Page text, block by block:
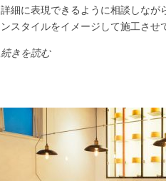
詳細に表現できるように相談しなが
ンスタイルをイメージして施工させ
続きを読む